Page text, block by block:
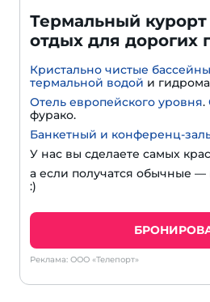
Термальный
отдых для дорогих
Кристально чистые
термальной водой и
Отель европейского уровня.
фурако.
Банкетный и конференц-
У нас вы сделаете самых
а если получатся обычные
:)
Реклама: ООО «Телепорт»